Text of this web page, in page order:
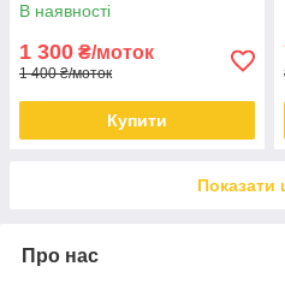
В наявності
1 300 ₴/моток
1 400 ₴/моток
Купити
Показати
Про нас